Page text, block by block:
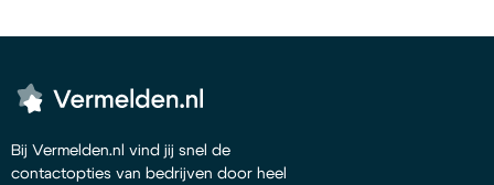
Bij Vermelden.nl vind jij snel de
contactopties van bedrijven door heel